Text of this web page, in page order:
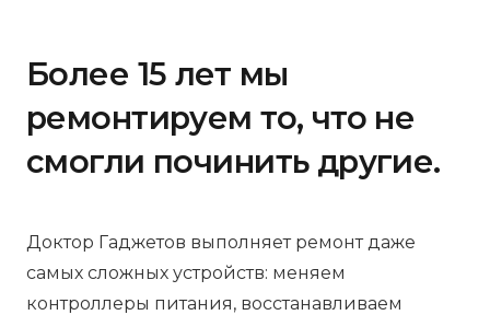
Более 15 лет мы
ремонтируем то, что не
смогли починить другие.
Доктор Гаджетов выполняет ремонт даже
самых сложных устройств: меняем
контроллеры питания, восстанавливаем